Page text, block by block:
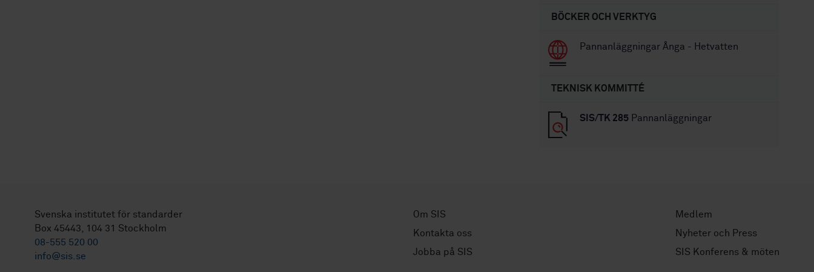
BÖCKER OCH VERKTYG
Pannanläggningar Ånga - Hetvatten
TEKNISK KOMMITTÉ
SIS/TK 285 Pannanläggningar
Svenska institutet för standarder
Box 45443, 104 31 Stockholm
08-555 520 00
info@sis.se
Om SIS
Kontakta oss
Jobba på SIS
Medlem
Nyheter och Press
SIS Konferens & möten